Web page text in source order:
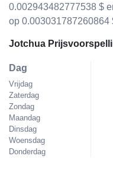
0.002943482777538 $
op 0.003031787260864
Jotchua
Dag
Vrijdag
Zaterdag
Zondag
Maandag
Dinsdag
Woensdag
Donderdag